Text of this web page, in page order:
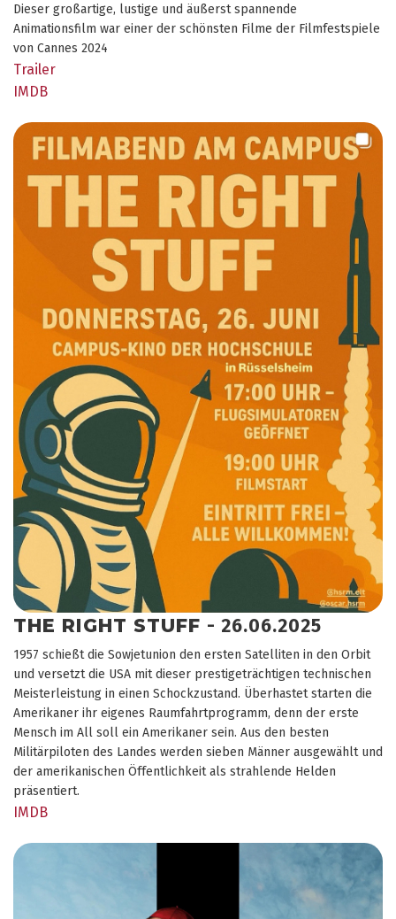
Dieser großartige, lustige und äußerst spannende
Animationsfilm war einer der schönsten Filme der Filmfestspiele
von Cannes 2024
Trailer
IMDB
THE RIGHT STUFF - 26.06.2025
1957 schießt die Sowjetunion den ersten Satelliten in den Orbit
und versetzt die USA mit dieser prestigeträchtigen technischen
Meisterleistung in einen Schockzustand. Überhastet starten die
Amerikaner ihr eigenes Raumfahrtprogramm, denn der erste
Mensch im All soll ein Amerikaner sein. Aus den besten
Militärpiloten des Landes werden sieben Männer ausgewählt und
der amerikanischen Öffentlichkeit als strahlende Helden
präsentiert.
IMDB